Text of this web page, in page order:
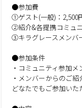
●参加費
①ゲスト(一般)：2,500
②紹介&各提携コミュ
③キラグレースメンバ
●参加条件
・コミュニティ参加メ
・メンバーからのご
どなたでもご参加いた